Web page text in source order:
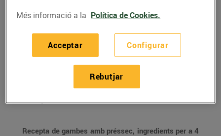
RECEPTES
Recepta de gambes
amb préssec
06/de juliol/2019
Recepta de gambes amb préssec, ingredients per a 4
Més informació a la Política de Cookies.
Configurar
Rebutjar
Acceptar